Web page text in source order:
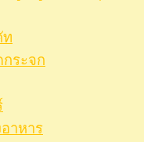
ท
ระจก
าหาร